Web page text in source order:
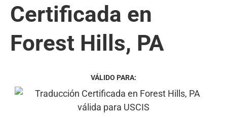
Certificada en
Forest Hills, PA
VÁLIDO PARA: